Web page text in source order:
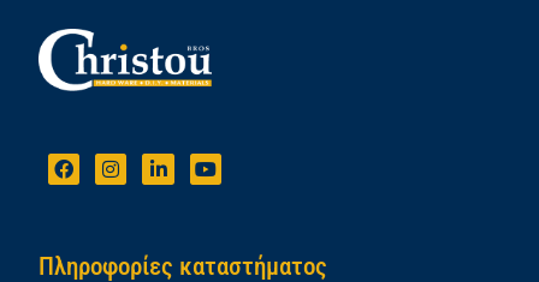
Πληροφορίες καταστήματος